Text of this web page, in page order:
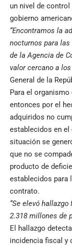
un nivel de
gobierno
“Encontramos la
nocturnos para
de la Agencia de
valor cercano a
General de la
Para el
entonces por el
adquiridos no
establecidos en el
situación se
que no se
producto de
establecidos para
contrato.
“Se elevó
2.318 millones de
El hallazgo
incidencia fiscal y